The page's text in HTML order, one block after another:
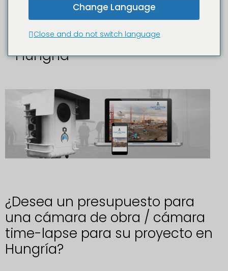
Time-lapse y
documentación de obras en
Hungría
¿Desea un presupuesto para
una cámara de obra / cámara
time-lapse para su proyecto en
Hungría?
Change Language
Close and do not switch language